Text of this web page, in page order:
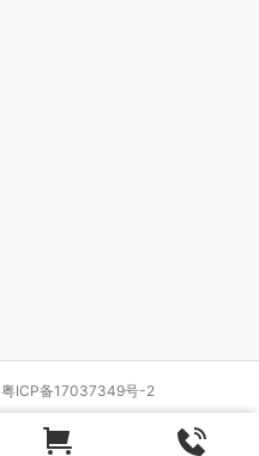
粤ICP备17037349号-2